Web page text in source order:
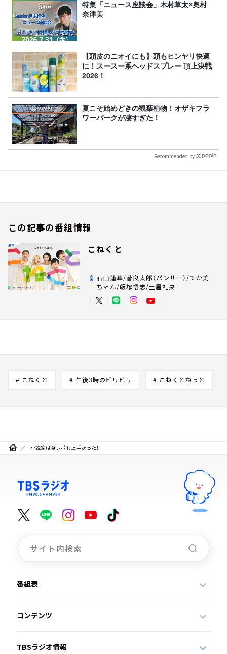
特集「ニュース座談会」木村草太×奥村
奈津美
【頭皮のニオイにも】頭もヒンヤリ快適
に！スースー系ヘッドスプレー 頂上決戦
2026！
夏こそ始めどきの観葉植物！オザキフラ
ワーパークが凄すぎた！
Recommended by
この記事の番組情報
こねくと
石山蓮華/菅良太郎（パンサー）/でか美
ちゃん/飯塚悟志/土屋礼央
# こねくと # 午後3時のビリビリ # こねくとねっと
小説家は食レポも上手かった！
番組表
コンテンツ
TBSラジオ情報